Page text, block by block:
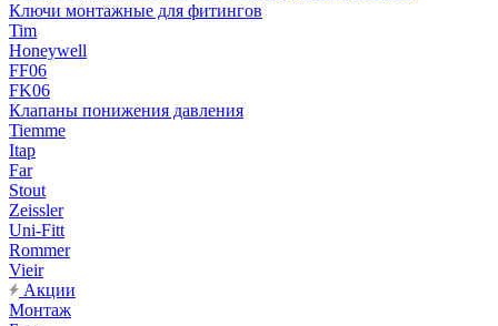
Ключи монтажные для фитингов
Tim
Honeywell
FF06
FK06
Клапаны понижения давления
Tiemme
Itap
Far
Stout
Zeissler
Uni-Fitt
Rommer
Vieir
Акции
Монтаж